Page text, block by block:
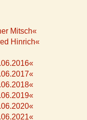
Mitsch«
Hinrich«